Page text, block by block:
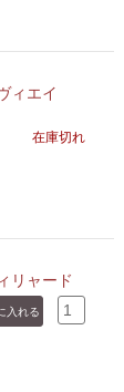
ィエイ
在庫切れ
ャード